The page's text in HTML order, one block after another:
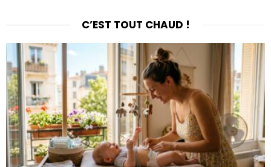
C’EST TOUT CHAUD !